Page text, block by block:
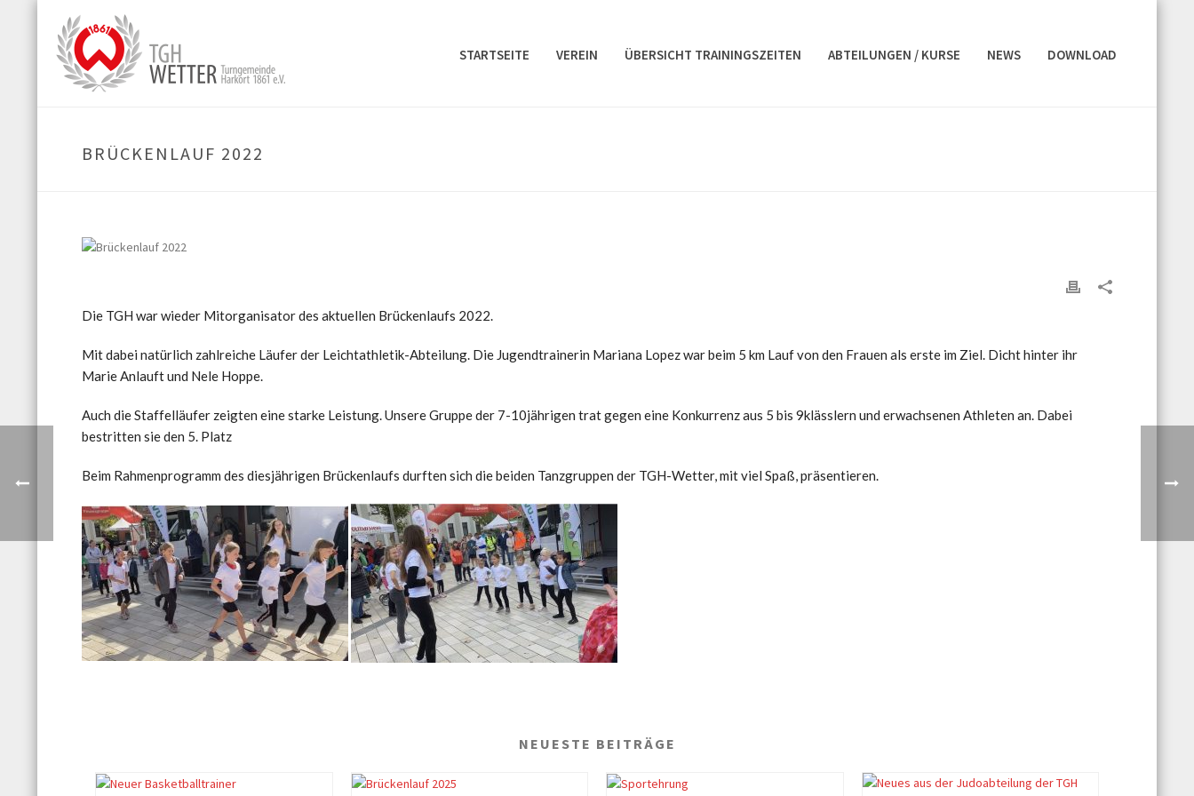
STARTSEITE VEREIN ÜBERSICHT TRAININGSZEITEN ABTEILUNGEN / KURSE NEWS DOWNLOAD
BRÜCKENLAUF 2022
Die TGH war wieder Mitorganisator des aktuellen Brückenlaufs 2022.
Mit dabei natürlich zahlreiche Läufer der Leichtathletik-Abteilung. Die Jugendtrainerin Mariana Lopez war beim 5 km Lauf von den Frauen als erste im Ziel. Dicht hinter ihr
Marie Anlauft und Nele Hoppe.
Auch die Staffelläufer zeigten eine starke Leistung. Unsere Gruppe der 7-10jährigen trat gegen eine Konkurrenz aus 5 bis 9klässlern und erwachsenen Athleten an. Dabei
bestritten sie den 5. Platz
Beim Rahmenprogramm des diesjährigen Brückenlaufs durften sich die beiden Tanzgruppen der TGH-Wetter, mit viel Spaß, präsentieren.
NEUESTE BEITRÄGE